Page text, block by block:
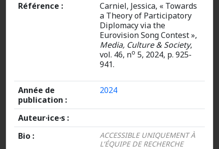
Référence :
Carniel, Jessica, « Towards
a Theory of Participatory
Diplomacy via the
Eurovision Song Contest »,
Media, Culture & Society,
vol. 46, no 5, 2024, p. 925-
941.
Année de
publication :
2024
Auteur·ice·s :
Bio :
ACCESSIBLE UNIQUEMENT À
L’ÉQUIPE DE RECHERCHE